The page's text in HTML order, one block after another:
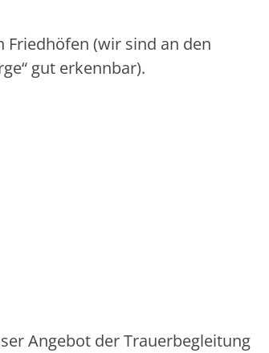
Friedhöfen (wir sind an den
gut erkennbar).
Angebot der Trauerbegleitung